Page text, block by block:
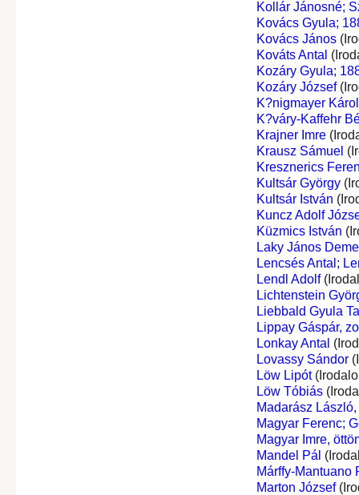
Kollár Jánosné;
Kovács Gyula;
Kovács János
Kováts Antal
Kozáry Gyula;
Kozáry József
K?nigmayer
K?váry-Kaffehr
Krajner Imre
Krausz Sámuel
Kresznerics
Kultsár György
Kultsár István
Kuncz Adolf
Küzmics István
Laky János
Lencsés Antal;
Lendl Adolf
Lichtenstein
Liebbald Gyula
Lippay Gáspár,
Lonkay Antal
Lovassy Sándor
Löw Lipót
Löw Tóbiás
Madarász
Magyar Ferenc;
Magyar Imre,
Mandel Pál
Márffy-Mantuano
Marton József